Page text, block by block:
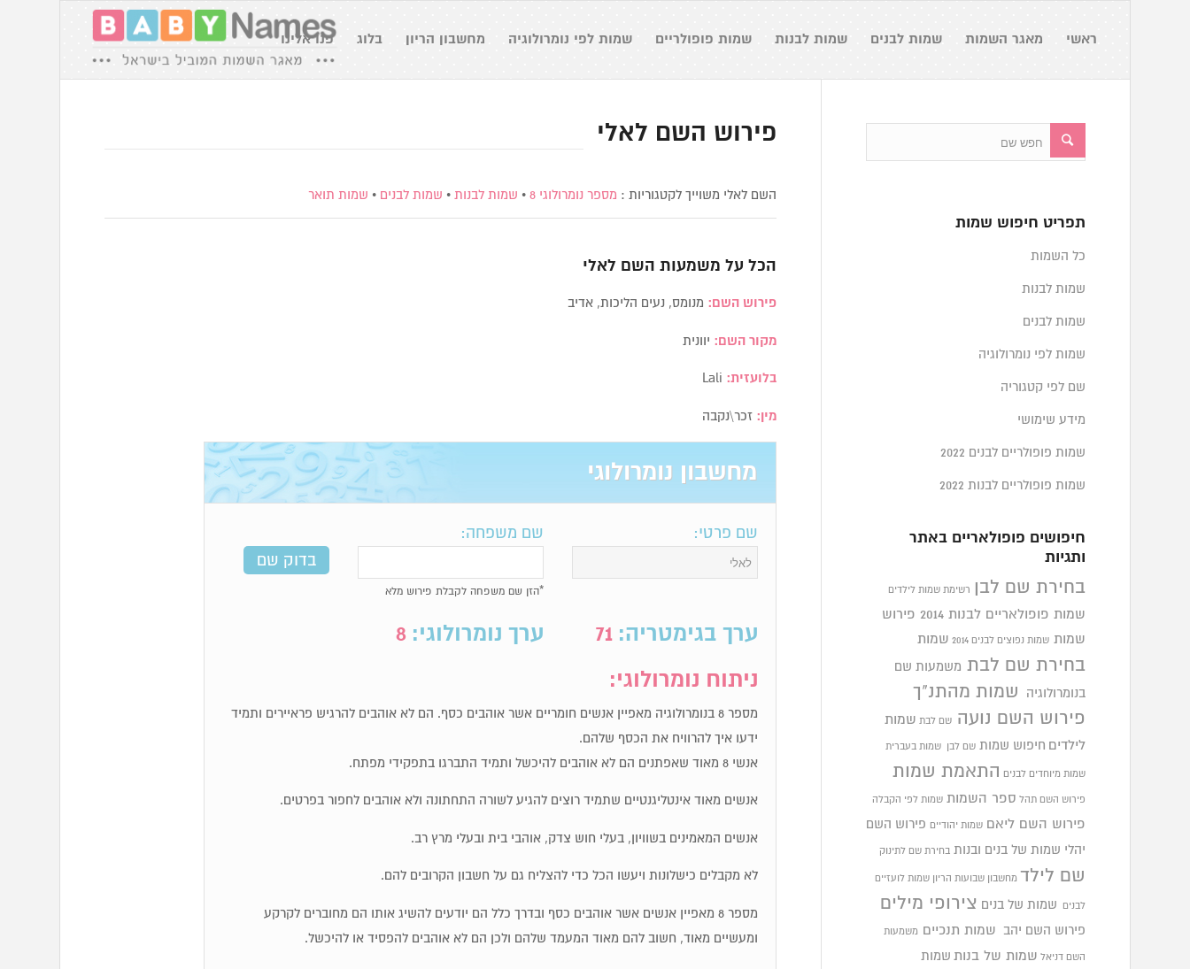
ראשי מאגר השמות שמות לבנים שמות לבנות שמות פופולריים שמות לפי נומרולוגיה מחשבון הריון בלוג פנו אלינו
פירוש השם לאלי
השם לאלי משוייך לקטגוריות : מספר נומרולוגי 8 • שמות לבנות • שמות לבנים • שמות תואר
הכל על משמעות השם לאלי
פירוש השם: מנומס, נעים הליכות, אדיב
מקור השם: יוונית
בלועזית:
מין: זכר\נקבה
מחשבון נומרולוגי
שם פרטי: שם משפחה:
*הזן שם משפחה לקבלת פירוש מלא
ערך בגימטריה: 71 ערך נומרולוגי: 8
ניתוח נומרולוגי:
מספר 8 בנומרולוגיה מאפיין אנשים חומריים אשר אוהבים כסף. הם לא אוהבים להרגיש פראיירים ותמיד
ידעו איך להרוויח את הכסף שלהם.
אנשי 8 מאוד שאפתנים הם לא אוהבים להיכשל ותמיד התברגו בתפקידי מפתח.
אנשים מאוד אינטליגנטיים שתמיד רוצים להגיע לשורה התחתונה ולא אוהבים לחפור בפרטים.
אנשים המאמינים בשוויון, בעלי חוש צדק, אוהבי בית ובעלי מרץ רב.
לא מקבלים כישלונות ויעשו הכל כדי להצליח גם על חשבון הקרובים להם.
מספר 8 מאפיין אנשים אשר אוהבים כסף ובדרך כלל הם יודעים להשיג אותו הם מחוברים לקרקע
ומעשיים מאוד, חשוב להם מאוד המעמד שלהם ולכן הם לא אוהבים להפסיד או להיכשל.
תפריט חיפוש שמות
כל השמות
שמות לבנות
שמות לבנים
שמות לפי נומרולוגיה
שם לפי קטגוריה
מידע שימושי
שמות פופולריים לבנים 2022
שמות פופולריים לבנות 2022
חיפושים פופולאריים באתר
ותגיות
בחירת שם לבן רשימת שמות לילדים
שמות פופולאריים לבנות 2014 פירוש
שמות שמות נפוצים לבנים 2014 שמות
בחירת שם לבת משמעות שם
בנומרולוגיה
שמות מהתנ"ך
פירוש השם נועה
שם לבת שמות
לילדים חיפוש שמות שם לבן שמות בעברית
שמות מיוחדים לבנים התאמת שמות
פירוש השם תהל ספר השמות שמות לפי הקבלה
פירוש השם ליאם שמות יהודיים פירוש השם
יהלי שמות של בנים ובנות בחירת שם לתינוק
שם לילד מחשבון שבועות הריון שמות לועזיים
לבנים שמות של בנים צירופי מילים
פירוש השם יהב שמות תנכיים משמעות
השם דניאל שמות של בנות שמות